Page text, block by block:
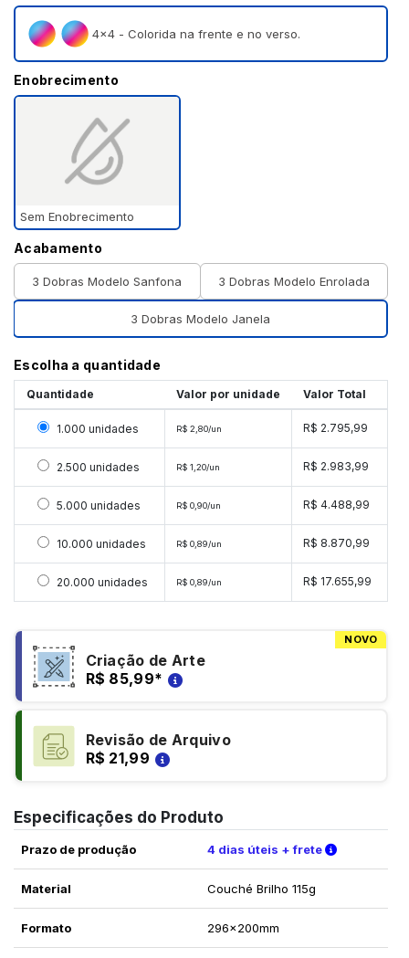
4×4 - Colorida na frente e no verso.
Enobrecimento
Sem Enobrecimento
Acabamento
3 Dobras Modelo Sanfona 3 Dobras Modelo Enrolada
3 Dobras Modelo Janela
Escolha a quantidade
Quantidade Valor por unidade Valor Total
Selecionar 1000 unidades
1.000 unidades R$ 2,80/un R$ 2.795,99
Selecionar 2500 unidades
2.500 unidades R$ 1,20/un R$ 2.983,99
Selecionar 5000 unidades
5.000 unidades R$ 0,90/un R$ 4.488,99
Selecionar 10000 unidades
10.000 unidades R$ 0,89/un R$ 8.870,99
Selecionar 20000 unidades
20.000 unidades R$ 0,89/un R$ 17.655,99
NOVO
Criação de Arte
R$ 85,99*
Revisão de Arquivo
R$ 21,99
Especificações do Produto
Prazo de produção 4 dias úteis + frete Verifique
Material Couché Brilho 115g
Formato 296x200mm